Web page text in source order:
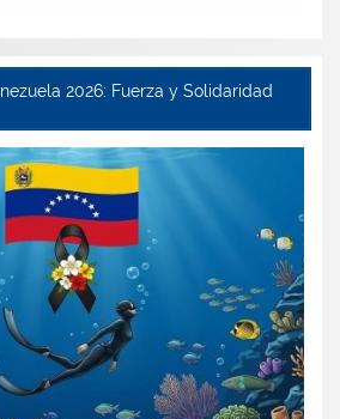
2026: Fuerza y Solidaridad